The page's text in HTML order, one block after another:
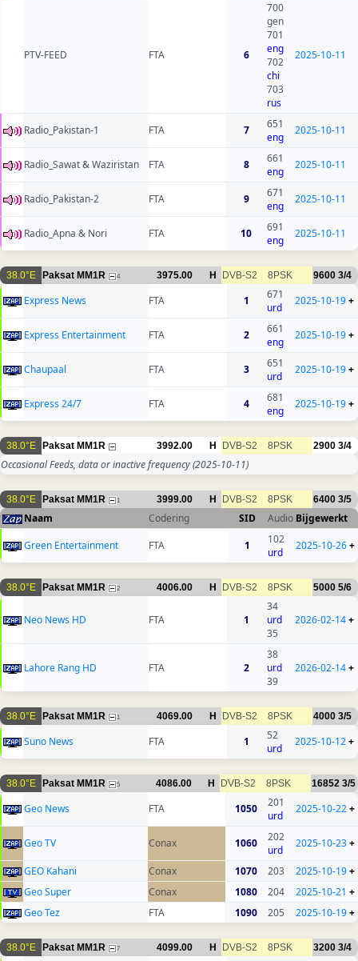
PTV-FEED FTA 6
700
gen
701
eng
702
chi
703
rus
2025-10-11
Radio_Pakistan-1 FTA 7
651
eng
2025-10-11
Radio_Sawat & Waziristan FTA 8
661
eng
2025-10-11
Radio_Pakistan-2 FTA 9
671
eng
2025-10-11
Radio_Apna & Nori FTA 10
691
eng
2025-10-11
38.0°E Paksat MM1R 4 3975.00 H DVB-S2 8PSK 9600 3/4
Express News FTA 1
671
urd
2025-10-19+
Express Entertainment FTA 2
661
eng
2025-10-19+
Chaupaal FTA 3
651
urd
2025-10-19+
Express 24/7 FTA 4
681
eng
2025-10-19+
38.0°E Paksat MM1R 3992.00 H DVB-S2 8PSK 2900 3/4
Occasional Feeds, data or inactive frequency(2025-10-11)
38.0°E Paksat MM1R 1 3999.00 H DVB-S2 8PSK 6400 3/5
Naam Codering SID Audio Bijgewerkt
Green Entertainment
FTA 1
102
urd
2025-10-26+
38.0°E Paksat MM1R 2 4006.00 H DVB-S2 8PSK 5000 5/6
Neo News HD FTA 1
34
urd
35
2026-02-14+
Lahore Rang HD FTA 2
38
urd
39
2026-02-14+
38.0°E Paksat MM1R 1 4069.00 H DVB-S2 8PSK 4000 3/5
Suno News FTA 1
52
urd
2025-10-12+
38.0°E Paksat MM1R 5 4086.00 H DVB-S2 8PSK 16852 3/5
Geo News FTA 1050
201
urd
2025-10-22+
Geo TV Conax 1060
202
urd
2025-10-23+
GEO Kahani Conax 1070 203 2025-10-19+
Geo Super
Conax 1080 204 2025-10-21 +
Geo Tez
FTA 1090 205 2025-10-19+
38.0°E Paksat MM1R 7 4099.00 H DVB-S2 8PSK 3200 3/4